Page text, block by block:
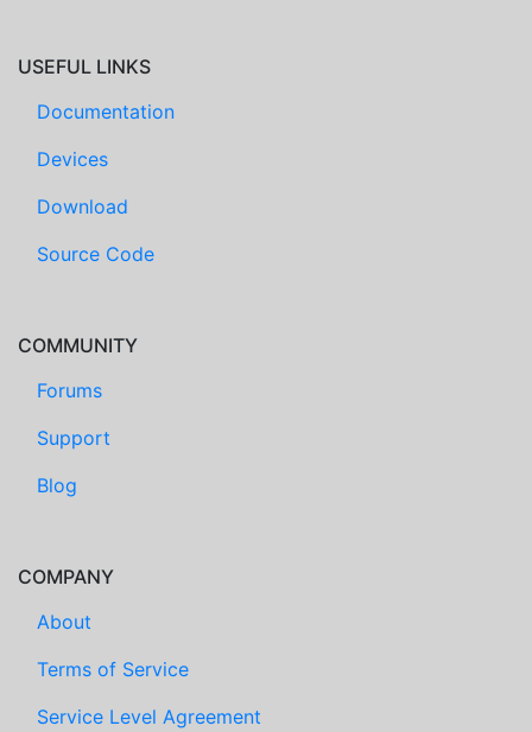
USEFUL LINKS
Documentation
Devices
Download
Source Code
COMMUNITY
Forums
Support
Blog
COMPANY
About
Terms of Service
Service Level Agreement